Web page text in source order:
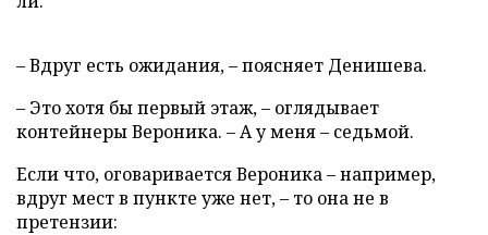
– Вдруг есть ожидания, – поясняет Денишева.
– Это хотя бы первый этаж, – оглядывает
контейнеры Вероника. – А у меня – седьмой.
Если что, оговаривается Вероника – например,
вдруг мест в пункте уже нет, – то она не в
претензии: